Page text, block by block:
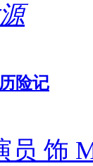
险记
员 饰